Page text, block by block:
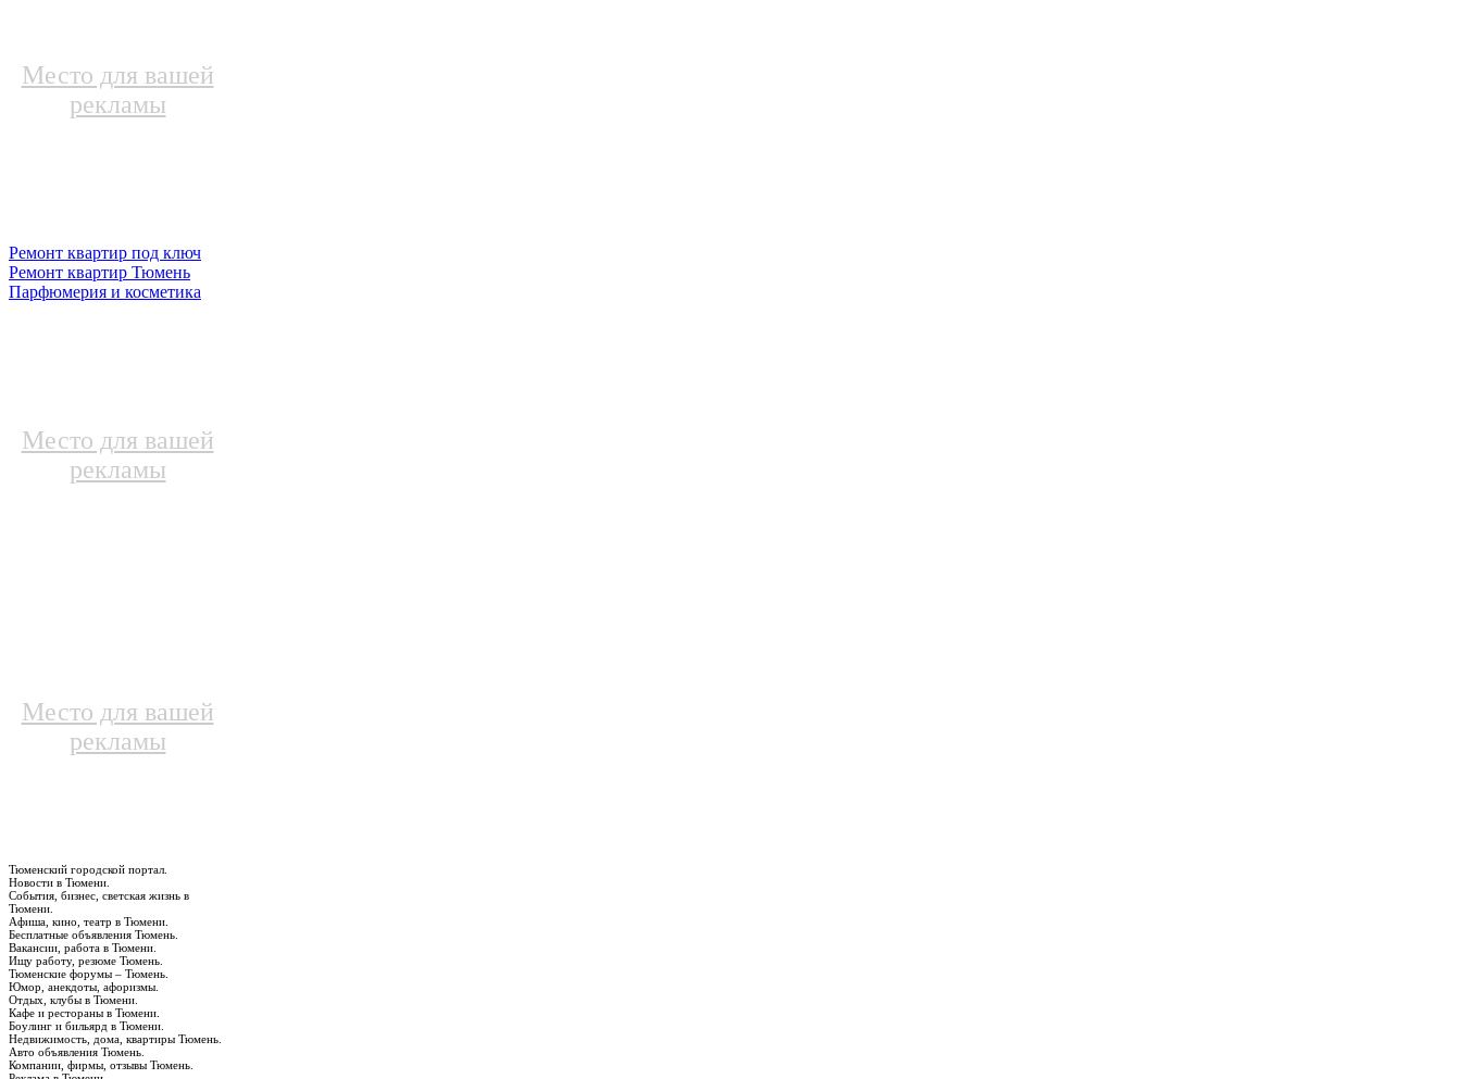
Место для вашей
рекламы
Ремонт квартир под ключ
Ремонт квартир Тюмень
Парфюмерия и косметика
Место для вашей
рекламы
Место для вашей
рекламы
Тюменский городской портал.
Новости в Тюмени.
События, бизнес, светская жизнь в
Тюмени.
Афиша, кино, театр в Тюмени.
Бесплатные объявления Тюмень.
Вакансии, работа в Тюмени.
Ищу работу, резюме Тюмень.
Тюменские форумы – Тюмень.
Юмор, анекдоты, афоризмы.
Отдых, клубы в Тюмени.
Кафе и рестораны в Тюмени.
Боулинг и бильярд в Тюмени.
Недвижимость, дома, квартиры Тюмень.
Авто объявления Тюмень.
Компании, фирмы, отзывы Тюмень.